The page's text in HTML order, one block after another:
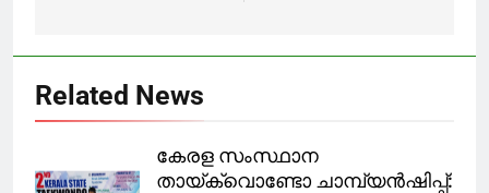
Related News
കേരള സംസ്ഥാന
തായ്‌ക്വൊണ്ടോ ചാമ്പ്യൻഷിപ്പ്: